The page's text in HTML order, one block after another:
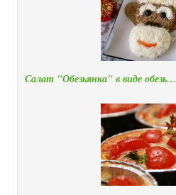
Салат "Обезьянка" в виде обезь…